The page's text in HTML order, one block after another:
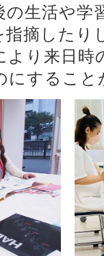
の生活や
指摘したり
り来日時
にすること